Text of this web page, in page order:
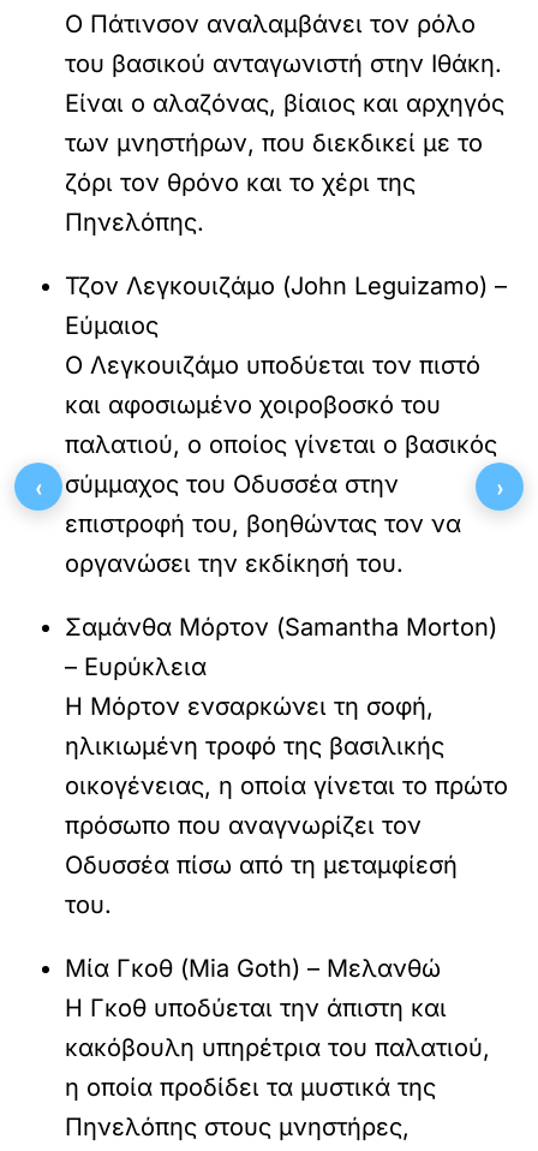
Ο Πάτινσον αναλαμβάνει τον ρόλο
του βασικού ανταγωνιστή στην Ιθάκη.
Είναι ο αλαζόνας, βίαιος και αρχηγός
των μνηστήρων, που διεκδικεί με το
ζόρι τον θρόνο και το χέρι της
Πηνελόπης.
Τζον Λεγκουιζάμο (John Leguizamo) –
Εύμαιος
Ο Λεγκουιζάμο υποδύεται τον πιστό
και αφοσιωμένο χοιροβοσκό του
παλατιού, ο οποίος γίνεται ο βασικός
σύμμαχος του Οδυσσέα στην
επιστροφή του, βοηθώντας τον να
οργανώσει την εκδίκησή του.
Σαμάνθα Μόρτον (Samantha Morton)
– Ευρύκλεια
Η Μόρτον ενσαρκώνει τη σοφή,
ηλικιωμένη τροφό της βασιλικής
οικογένειας, η οποία γίνεται το πρώτο
πρόσωπο που αναγνωρίζει τον
Οδυσσέα πίσω από τη μεταμφίεσή
του.
Μία Γκοθ (Mia Goth) – Μελανθώ
Η Γκοθ υποδύεται την άπιστη και
κακόβουλη υπηρέτρια του παλατιού,
η οποία προδίδει τα μυστικά της
Πηνελόπης στους μνηστήρες,
‹ ›